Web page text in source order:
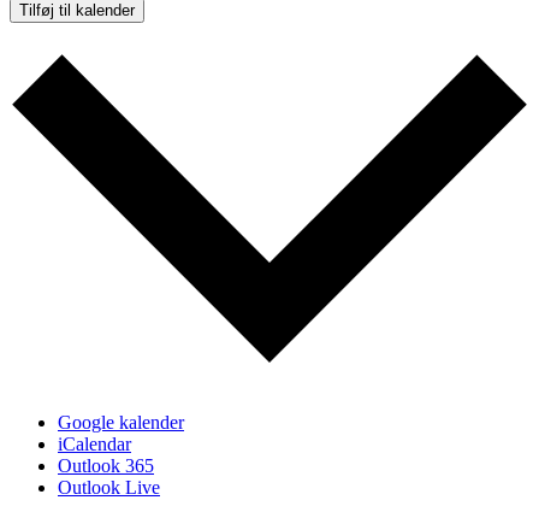
Tilføj til kalender
Google kalender
iCalendar
Outlook 365
Outlook Live